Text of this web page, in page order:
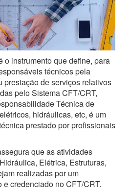
o instrumento que define, para
técnicos pela
prestação de serviços relativos
pelo Sistema CFT/CRT,
Técnica de
hidráulicas, etc, é um
prestado por profissionais
que as atividades
Elétrica, Estruturas,
realizadas por um
credenciado no CFT/CRT.